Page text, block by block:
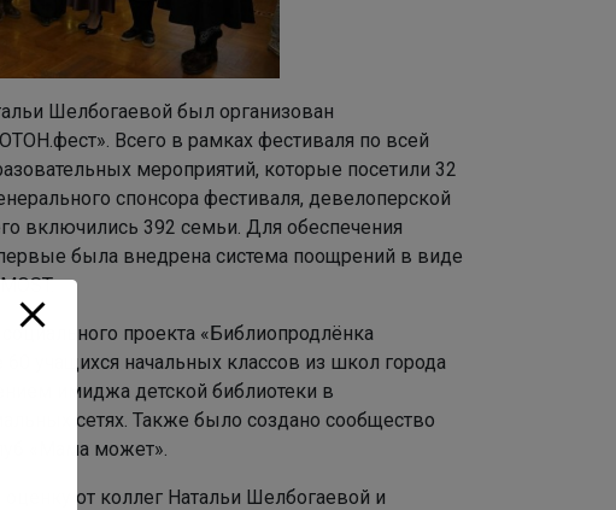
Шелбогаевой был организован
Всего в рамках фестиваля по всей
мероприятий, которые посетили 32
спонсора фестиваля, девелоперской
включились 392 семьи. Для обеспечения
была внедрена система поощрений в виде
проекта «Библиопродлёнка
учащихся начальных классов из школ города
имиджа детской библиотеки в
сетях. Также было создано сообщество
«Мама может».
от коллег Натальи Шелбогаевой и